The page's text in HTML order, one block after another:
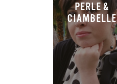
PERLE &
CIAMBELLE